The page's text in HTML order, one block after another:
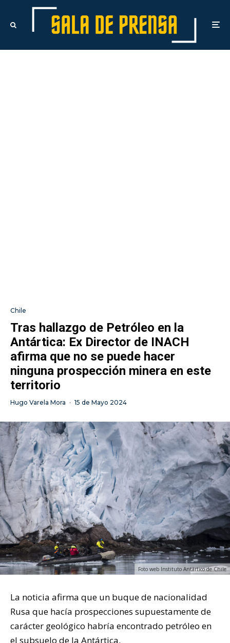
Chile
Tras hallazgo de Petróleo en la
Antártica: Ex Director de INACH
afirma que no se puede hacer
ninguna prospección minera en este
territorio
Hugo Varela Mora · 15 de Mayo 2024
Foto web Instituto Antártico de Chile
La noticia afirma que un buque de nacionalidad
Rusa que hacía prospecciones supuestamente de
carácter geológico habría encontrado petróleo en
el subsuelo de la Antártica.